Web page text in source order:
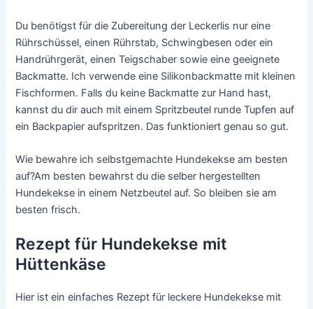
Du benötigst für die Zubereitung der Leckerlis nur eine
Rührschüssel, einen Rührstab, Schwingbesen oder ein
Handrührgerät, einen Teigschaber sowie eine geeignete
Backmatte. Ich verwende eine Silikonbackmatte mit kleinen
Fischformen. Falls du keine Backmatte zur Hand hast,
kannst du dir auch mit einem Spritzbeutel runde Tupfen auf
ein Backpapier aufspritzen. Das funktioniert genau so gut.
Wie bewahre ich selbstgemachte Hundekekse am besten
auf?Am besten bewahrst du die selber hergestellten
Hundekekse in einem Netzbeutel auf. So bleiben sie am
besten frisch.
Rezept für Hundekekse mit
Hüttenkäse
Hier ist ein einfaches Rezept für leckere Hundekekse mit